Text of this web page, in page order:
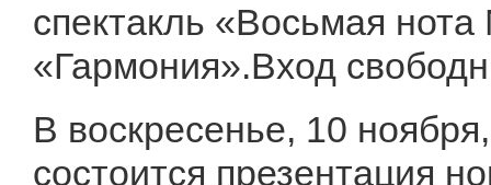
спектакль «Восьмая
«Гармония».Вход
В воскресенье, 10
состоится презентация